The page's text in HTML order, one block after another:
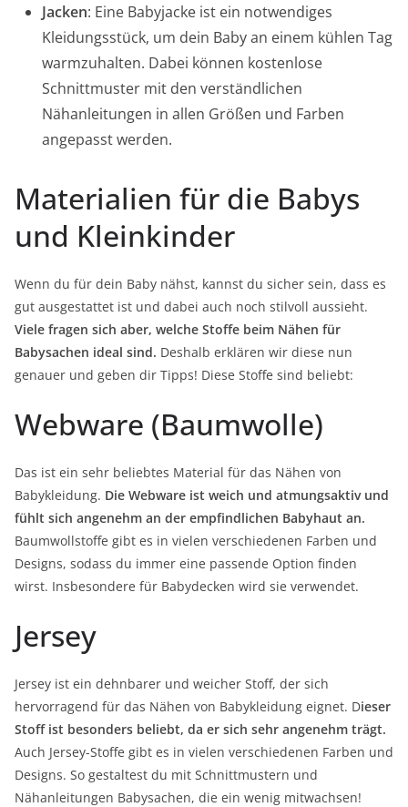
Jacken: Eine Babyjacke ist ein notwendiges
Kleidungsstück, um dein Baby an einem kühlen Tag
warmzuhalten. Dabei können kostenlose
Schnittmuster mit den verständlichen
Nähanleitungen in allen Größen und Farben
angepasst werden.
Materialien für die Babys
und Kleinkinder
Wenn du für dein Baby nähst, kannst du sicher sein, dass es
gut ausgestattet ist und dabei auch noch stilvoll aussieht.
Viele fragen sich aber, welche Stoffe beim Nähen für
Babysachen ideal sind. Deshalb erklären wir diese nun
genauer und geben dir Tipps! Diese Stoffe sind beliebt:
Webware (Baumwolle)
Das ist ein sehr beliebtes Material für das Nähen von
Babykleidung. Die Webware ist weich und atmungsaktiv und
fühlt sich angenehm an der empfindlichen Babyhaut an.
Baumwollstoffe gibt es in vielen verschiedenen Farben und
Designs, sodass du immer eine passende Option finden
wirst. Insbesondere für Babydecken wird sie verwendet.
Jersey
Jersey ist ein dehnbarer und weicher Stoff, der sich
hervorragend für das Nähen von Babykleidung eignet. Dieser
Stoff ist besonders beliebt, da er sich sehr angenehm trägt.
Auch Jersey-Stoffe gibt es in vielen verschiedenen Farben und
Designs. So gestaltest du mit Schnittmustern und
Nähanleitungen Babysachen, die ein wenig mitwachsen!